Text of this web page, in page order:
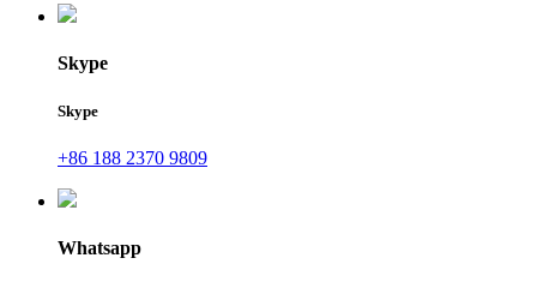
Skype
Skype
+86 188 2370 9809
Whatsapp